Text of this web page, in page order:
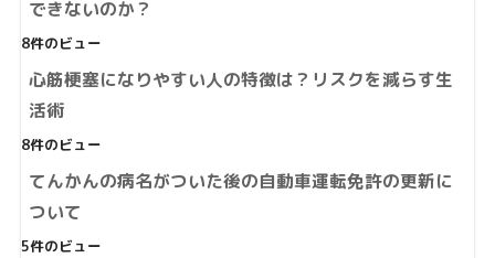
できないのか？
8件のビュー
心筋梗塞になりやすい人の特徴は？リスクを減らす生
活術
8件のビュー
てんかんの病名がついた後の自動車運転免許の更新に
ついて
5件のビュー